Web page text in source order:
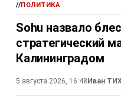
//ПОЛИТИКА
Sohu назвало
стратегический
Калининградом
5 августа 2026, 16:48 Иван